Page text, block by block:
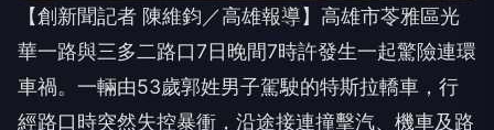
【創新聞記者 陳維鈞／高雄報導】高雄市苓雅區光
華一路與三多二路口7日晚間7時許發生一起驚險連環
車禍。一輛由53歲郭姓男子駕駛的特斯拉轎車，行
經路口時突然失控暴衝，沿途接連撞擊汽、機車及路